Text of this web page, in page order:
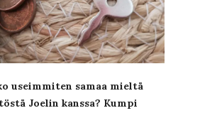
useimmiten samaa mieltä
Joelin kanssa? Kumpi